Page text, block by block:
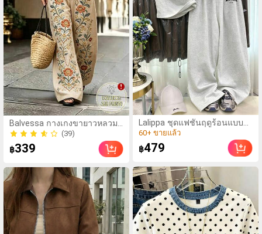
Balvessa กางเกงขายาวหลวม
ขาบานลำลองสำหรับผู้หญิง ปัก
ลายดอกไม้ มีกระเป๋า สำหรับใส่
ไปเที่ยวพักผ่อน
(39)
฿339
Lalippa ชุดแฟชั่นฤดูร้อนแบบ
สบายๆ ลายพิมพ์ตัวอักษร New
York ชุดเสื้อยืดลายพิมพ์
Brooklyn เหมาะสำหรับใส่
สองชิ้นสำหรับผู้หญิง
(1000+)
60+ ขายแล้ว
฿479